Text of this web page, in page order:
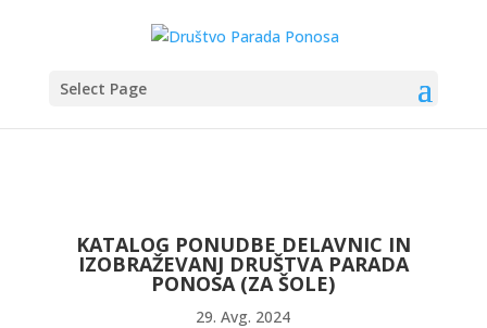
Select Page
KATALOG PONUDBE DELAVNIC IN
IZOBRAŽEVANJ DRUŠTVA PARADA
PONOSA (ZA ŠOLE)
29. Avg. 2024